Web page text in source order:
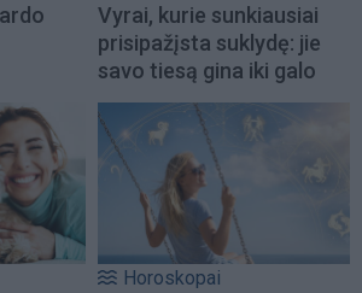
Vyrai, kurie sunkiausiai
prisipažįsta suklydę: jie
savo tiesą gina iki galo
Horoskopai